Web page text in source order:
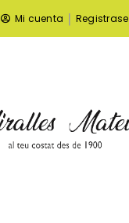
Mi cuenta | Registrase